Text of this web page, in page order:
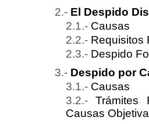
El Despido
Causas
Requisitos
Despido
Despido por
Causas
Trámites
Causas